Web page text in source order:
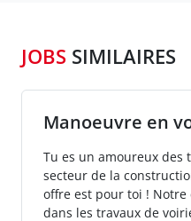
JOBS SIMILAIRES
Manoeuvre en
Tu es un amoureux des
secteur de la
offre est pour toi !
dans les travaux de